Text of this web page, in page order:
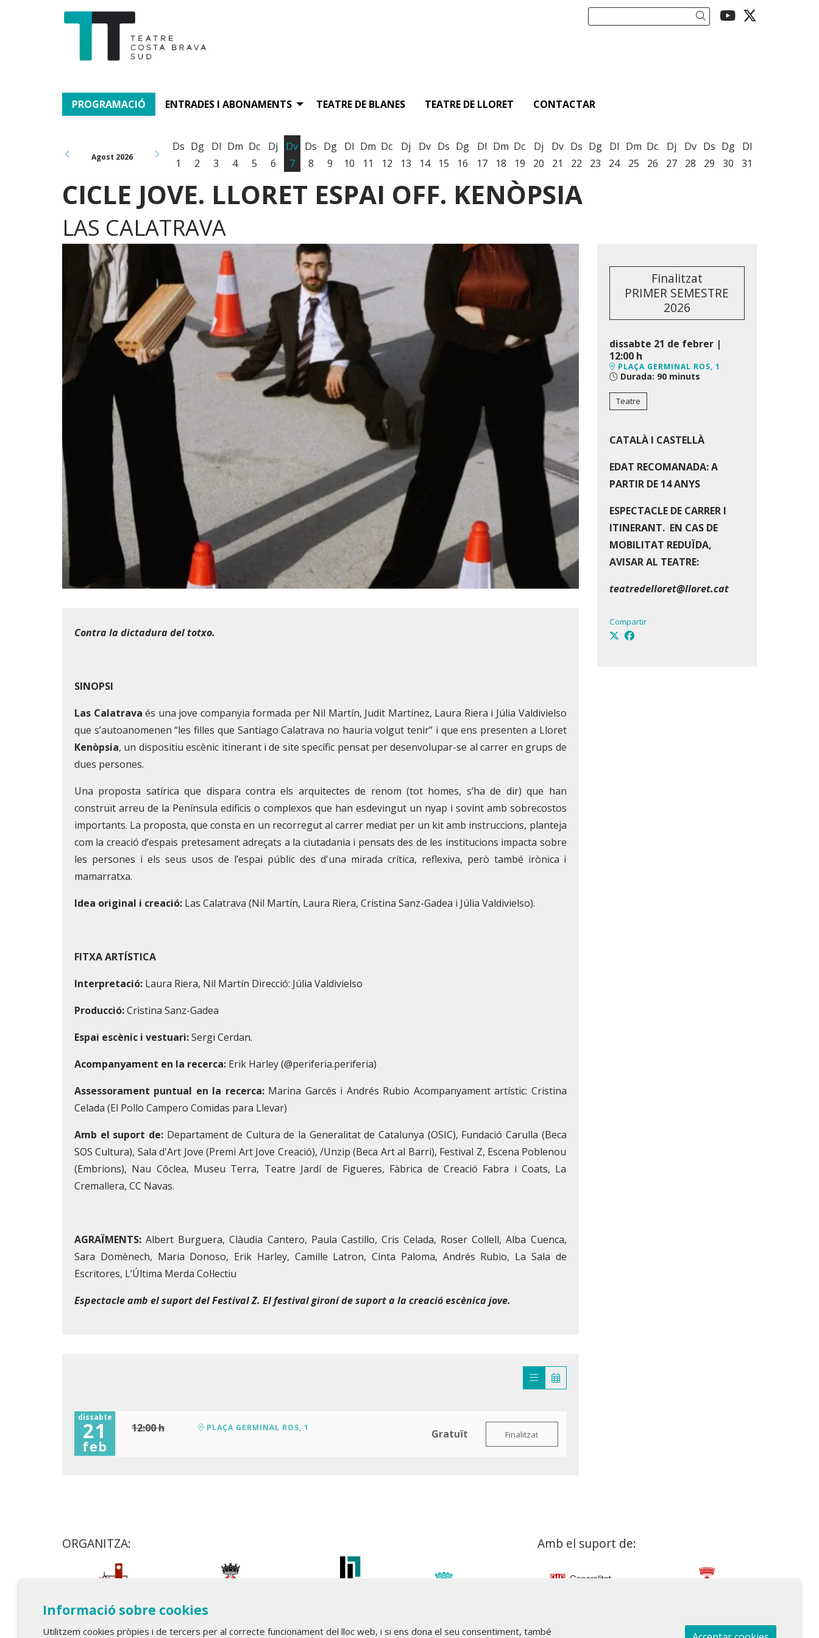
Link a
Cercar
PROGRAMACIÓ ENTRADES I ABONAMENTS TEATRE DE BLANES TEATRE DE LLORET CONTACTAR
Agost 2026
Ds
1
Dg
2
Dl
3
Dm
4
Dc
5
Dj
6
Dv
7
Ds
8
Dg
9
Dl
10
Dm
11
Dc
12
Dj
13
Dv
14
Ds
15
Dg
16
Dl
17
Dm
18
Dc
19
Dj
20
Dv
21
Ds
22
Dg
23
Dl
24
Dm
25
Dc
26
Dj
27
Dv
28
Ds
29
Dg
30
Dl
31
CICLE JOVE. LLORET ESPAI OFF. KENÒPSIA
LAS CALATRAVA
Finalitzat
PRIMER SEMESTRE
2026
dissabte 21 de febrer|
12:00 h
PLAÇA GERMINAL ROS, 1
Durada: 90 minuts
Teatre
CATALÀ I CASTELLÀ
EDAT RECOMANADA: A
PARTIR DE 14 ANYS
ESPECTACLE DE CARRER I
ITINERANT. EN CAS DE
MOBILITAT REDUÏDA,
AVISAR AL TEATRE:
teatredelloret@lloret.cat
Compartir
Contra la dictadura del totxo.
SINOPSI
Las Calatrava és una jove companyia formada per Nil Martín, Judit Martínez, Laura Riera i Júlia Valdivielso
que s’autoanomenen “les filles que Santiago Calatrava no hauria volgut tenir” i que ens presenten a Lloret
Kenòpsia, un dispositiu escènic itinerant i de site specífic pensat per desenvolupar-se al carrer en grups de
dues persones.
Una proposta satírica que dispara contra els arquitectes de renom (tot homes, s’ha de dir) que han
construït arreu de la Península edificis o complexos que han esdevingut un nyap i sovint amb sobrecostos
importants. La proposta, que consta en un recorregut al carrer mediat per un kit amb instruccions, planteja
com la creació d’espais pretesament adreçats a la ciutadania i pensats des de les institucions impacta sobre
les persones i els seus usos de l’espai públic des d'una mirada crítica, reflexiva, però també irònica i
mamarratxa.
Idea original i creació: Las Calatrava (Nil Martín, Laura Riera, Cristina Sanz-Gadea i Júlia Valdivielso).
FITXA ARTÍSTICA
Interpretació: Laura Riera, Nil Martín Direcció: Júlia Valdivielso
Producció:Cristina Sanz-Gadea
Espai escènic i vestuari:Sergi Cerdan.
Acompanyament en la recerca: Erik Harley (@periferia.periferia)
Assessorament puntual en la recerca:Marina Garcés i Andrés Rubio Acompanyament artístic: Cristina
Celada (El Pollo Campero Comidas para Llevar)
Amb el suport de: Departament de Cultura de la Generalitat de Catalunya (OSIC), Fundació Carulla (Beca
SOS Cultura), Sala d'Art Jove (Premi Art Jove Creació), /Unzip (Beca Art al Barri), Festival Z, Escena Poblenou
(Embrions), Nau Côclea, Museu Terra, Teatre Jardí de Figueres, Fàbrica de Creació Fabra i Coats, La
Cremallera, CC Navas.
AGRAÏMENTS:Albert Burguera, Clàudia Cantero, Paula Castillo, Cris Celada, Roser Collell, Alba Cuenca,
Sara Domènech, Maria Donoso, Erik Harley, Camille Latron, Cinta Paloma, Andrés Rubio, La Sala de
Escritores, L’Última Merda Col·lectiu
Espectacle amb el suport del Festival Z. El festival gironí de suport a la creació escènica jove.
dissabte
21
feb
12:00 h PLAÇA GERMINAL ROS, 1 Gratuït Finalitzat
ORGANITZA: Amb el suport de:
Informació sobre cookies
Utilitzem cookies pròpies i de tercers per al correcte funcionament del lloc web, i si ens dona el seu consentiment, també